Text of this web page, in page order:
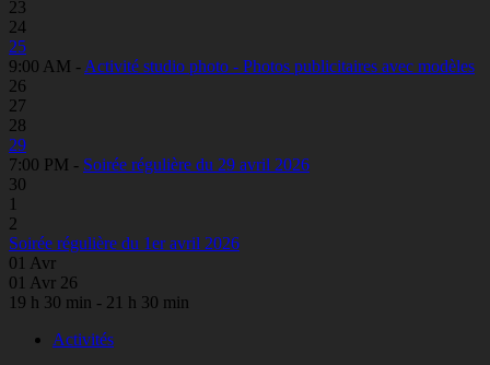
23
24
25
9:00 AM - Activité studio photo - Photos publicitaires avec modèles
26
27
28
29
7:00 PM - Soirée régulière du 29 avril 2026
30
1
2
Soirée régulière du 1er avril 2026
01 Avr
01 Avr 26
19 h 30 min - 21 h 30 min
Activités